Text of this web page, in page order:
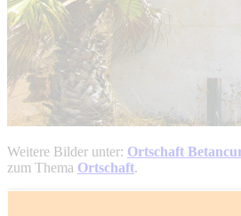
Weitere Bilder unter: Ortschaft
zum Thema Ortschaft.